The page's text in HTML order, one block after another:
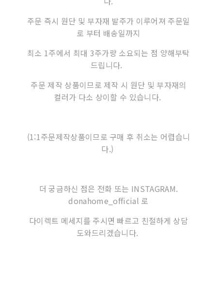
주문 즉시 원단 및 부자재 발주가 이루어져 주문일
로 부터 배송일까지
최소 1주에서 최대 3주가량 소요되는 점 양해부탁
드립니다.
주문 제작 상품이므로 제작 시 원단 및 부자재의
컬러가 다소 상이할 수 있습니다.
(1:1주문제작상품이므로 구매 후 취소는 어렵습니
다.)
더 궁금하신 점은 전화 또는 INSTAGRAM.
donahome_official 로
다이렉트 메세지를 주시면 빠르고 친절하게 상담
도와드리겠습니다.